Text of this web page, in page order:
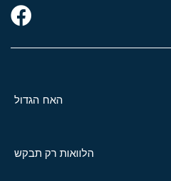
האח הגדול
הלוואות רק תבקש